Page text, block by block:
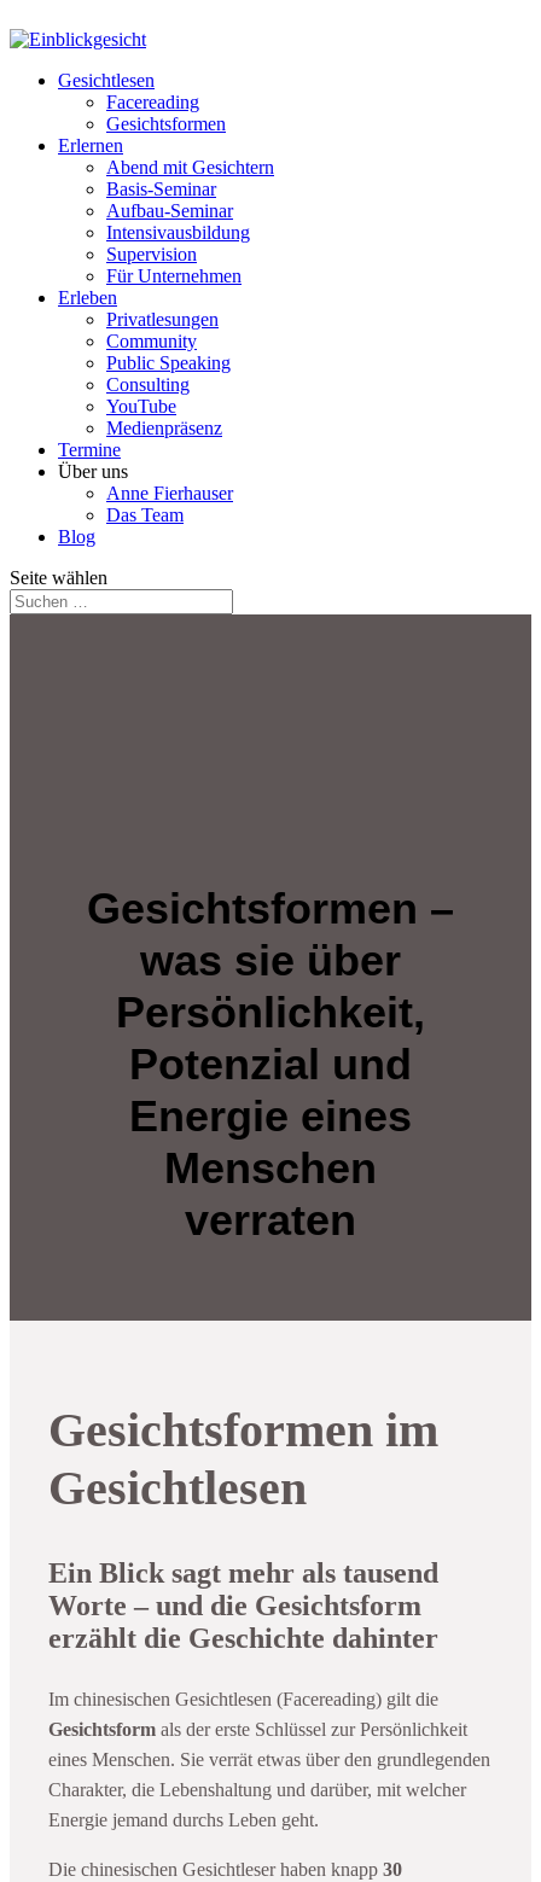
Gesichtlesen
Facereading
Gesichtsformen
Erlernen
Abend mit Gesichtern
Basis-Seminar
Aufbau-Seminar
Intensivausbildung
Supervision
Für Unternehmen
Erleben
Privatlesungen
Community
Public Speaking
Consulting
YouTube
Medienpräsenz
Termine
Über uns
Anne Fierhauser
Das Team
Blog
Seite wählen
Gesichtsformen –
was sie über
Persönlichkeit,
Potenzial und
Energie eines
Menschen
verraten
Gesichtsformen im
Gesichtlesen
Ein Blick sagt mehr als tausend
Worte – und die Gesichtsform
erzählt die Geschichte dahinter
Im chinesischen Gesichtlesen (Facereading) gilt die
Gesichtsform als der erste Schlüssel zur Persönlichkeit
eines Menschen. Sie verrät etwas über den grundlegenden
Charakter, die Lebenshaltung und darüber, mit welcher
Energie jemand durchs Leben geht.
Die chinesischen Gesichtleser haben knapp 30